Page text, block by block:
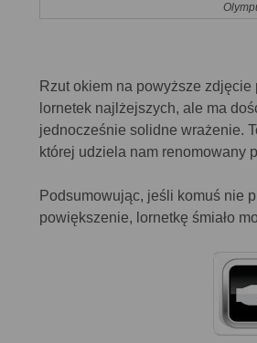
Rzut okiem na powyższe
lornetek najlżejszych, ale ma
jednocześnie solidne wrażenie.
której udziela nam renomowany
Podsumowując, jeśli komuś nie
powiększenie, lornetkę śmiało